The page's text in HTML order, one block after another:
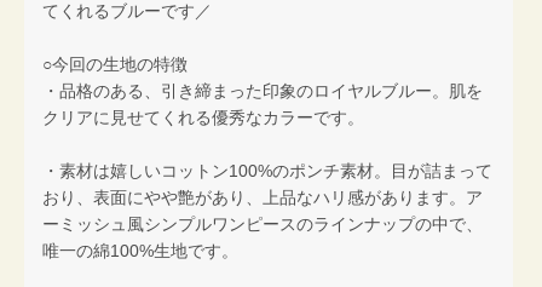
てくれるブルーです／
○今回の生地の特徴
・品格のある、引き締まった印象のロイヤルブルー。肌を
クリアに見せてくれる優秀なカラーです。
・素材は嬉しいコットン100%のポンチ素材。目が詰まって
おり、表面にやや艶があり、上品なハリ感があります。ア
ーミッシュ風シンプルワンピースのラインナップの中で、
唯一の綿100%生地です。